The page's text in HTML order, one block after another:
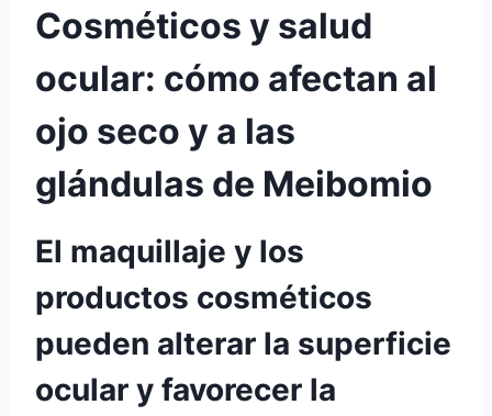
Cosméticos y salud
ocular: cómo afectan al
ojo seco y a las
glándulas de Meibomio
El maquillaje y los
productos cosméticos
pueden alterar la superficie
ocular y favorecer la